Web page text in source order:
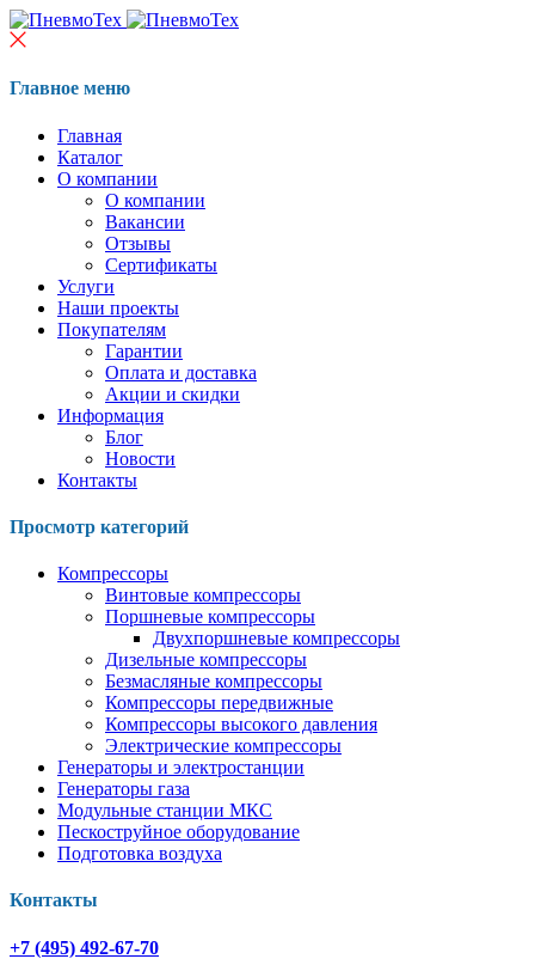
Главное меню
Главная
Каталог
О компании
О компании
Вакансии
Отзывы
Сертификаты
Услуги
Наши проекты
Покупателям
Гарантии
Оплата и доставка
Акции и скидки
Информация
Блог
Новости
Контакты
Просмотр категорий
Компрессоры
Винтовые компрессоры
Поршневые компрессоры
Двухпоршневые компрессоры
Дизельные компрессоры
Безмасляные компрессоры
Компрессоры передвижные
Компрессоры высокого давления
Электрические компрессоры
Генераторы и электростанции
Генераторы газа
Модульные станции МКС
Пескоструйное оборудование
Подготовка воздуха
Контакты
+7 (495) 492-67-70